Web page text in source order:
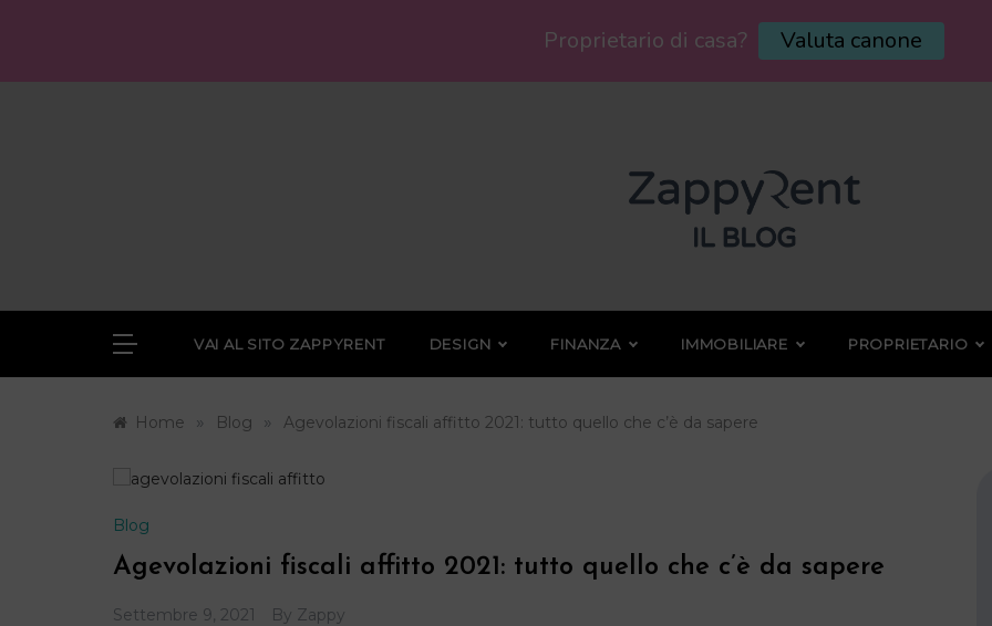
VAI AL SITO ZAPPYRENT DESIGN FINANZA IMMOBILIARE PROPRIETARIO
Home » Blog » Agevolazioni fiscali affitto 2021: tutto quello che c’è da sapere
Blog
Agevolazioni fiscali affitto 2021: tutto quello che c’è da sapere
Settembre 9, 2021 By Zappy
Proprietario di casa? Valuta canone